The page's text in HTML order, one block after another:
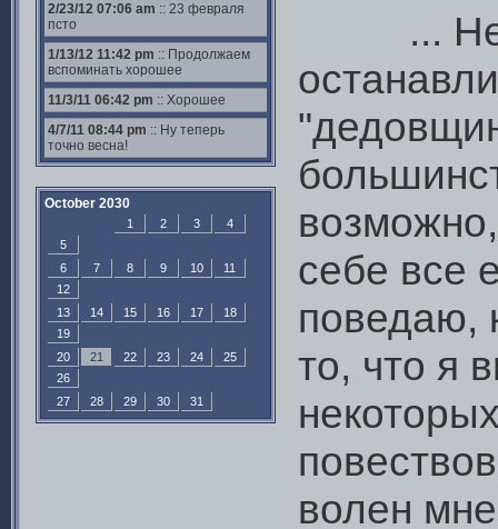
2/23/12 07:06 am :: 23 февраля
псто
1/13/12 11:42 pm :: Продолжаем
вспоминать хорошее
11/3/11 06:42 pm :: Хорошее
4/7/11 08:44 pm :: Ну теперь
точно весна!
October 2030
1 2 3
4
5
6
7 8 9 10
11
12
13
14 15 16 17
18
19
20
21 22 23 24
25
26
27
28 29 30 31
... Не
себе все
поведаю,
то, что я
волен